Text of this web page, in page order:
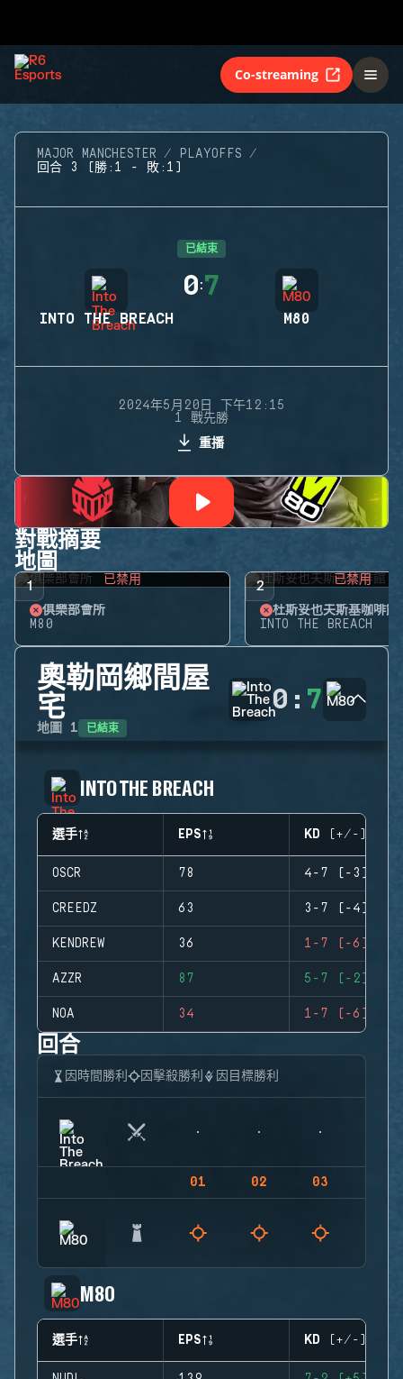
Co-streaming
MAJOR MANCHESTER
PLAYOFFS
回合 3 (勝:1 - 敗:1)
已結束
INTO THE BREACH
0:7
M80
2024年5月20日 下午12:15
1 戰先勝
重播
對戰摘要
地圖
1 已禁用
俱樂部會所
M80
2 已禁用
杜斯妥也夫斯基咖啡館
INTO THE BREACH
奧勒岡鄉間屋
宅
地圖 1 已結束
0 : 7
INTO THE BREACH
選手 EPS KD (+/-)
OSCR 78 4-7 (-3)
CREEDZ 63 3-7 (-4)
KENDREW 36 1-7 (-6)
AZZR 87 5-7 (-2)
NOA 34 1-7 (-6)
回合
因時間勝利 因擊殺勝利 因目標勝利
01 02 03
M80
選手 EPS KD (+/-)